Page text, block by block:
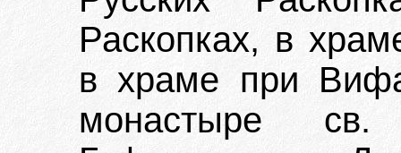
Раскопках, в
в храме при
монастыре